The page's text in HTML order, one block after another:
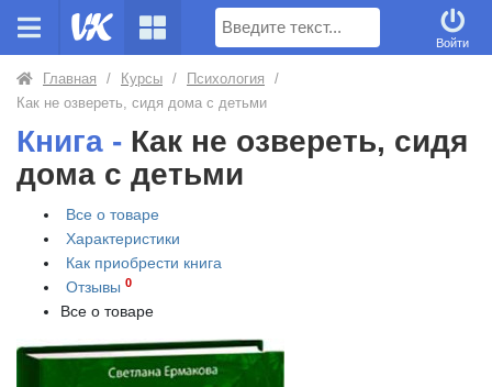
Поиск
Войти
Главная / Курсы / Психология
/
Как не озвереть, сидя дома с детьми
Книга - Как не озвереть, сидя
дома с детьми
Все о товаре
Характеристики
Как приобрести книга
Отзывы 0
Все о товаре